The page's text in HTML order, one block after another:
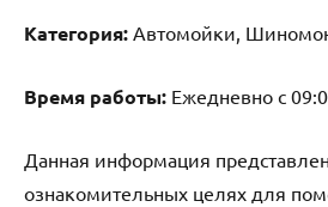
Категория: Автомойки,
Время работы: Ежедневно с
Данная информация
ознакомительных целях для